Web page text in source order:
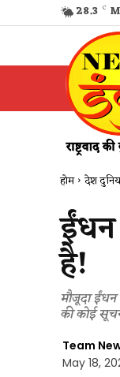
28.3 C
होम देश
ईंधन
है!
मौजूदा
की कोई
Team
May 18,